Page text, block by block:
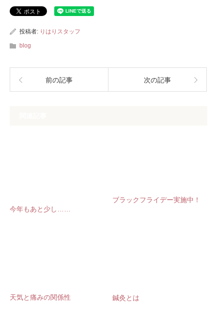
投稿者: りはりスタッフ
blog
前の記事 次の記事
今年もあと少し……
ブラックフライデー実施中！
天気と痛みの関係性 鍼灸とは